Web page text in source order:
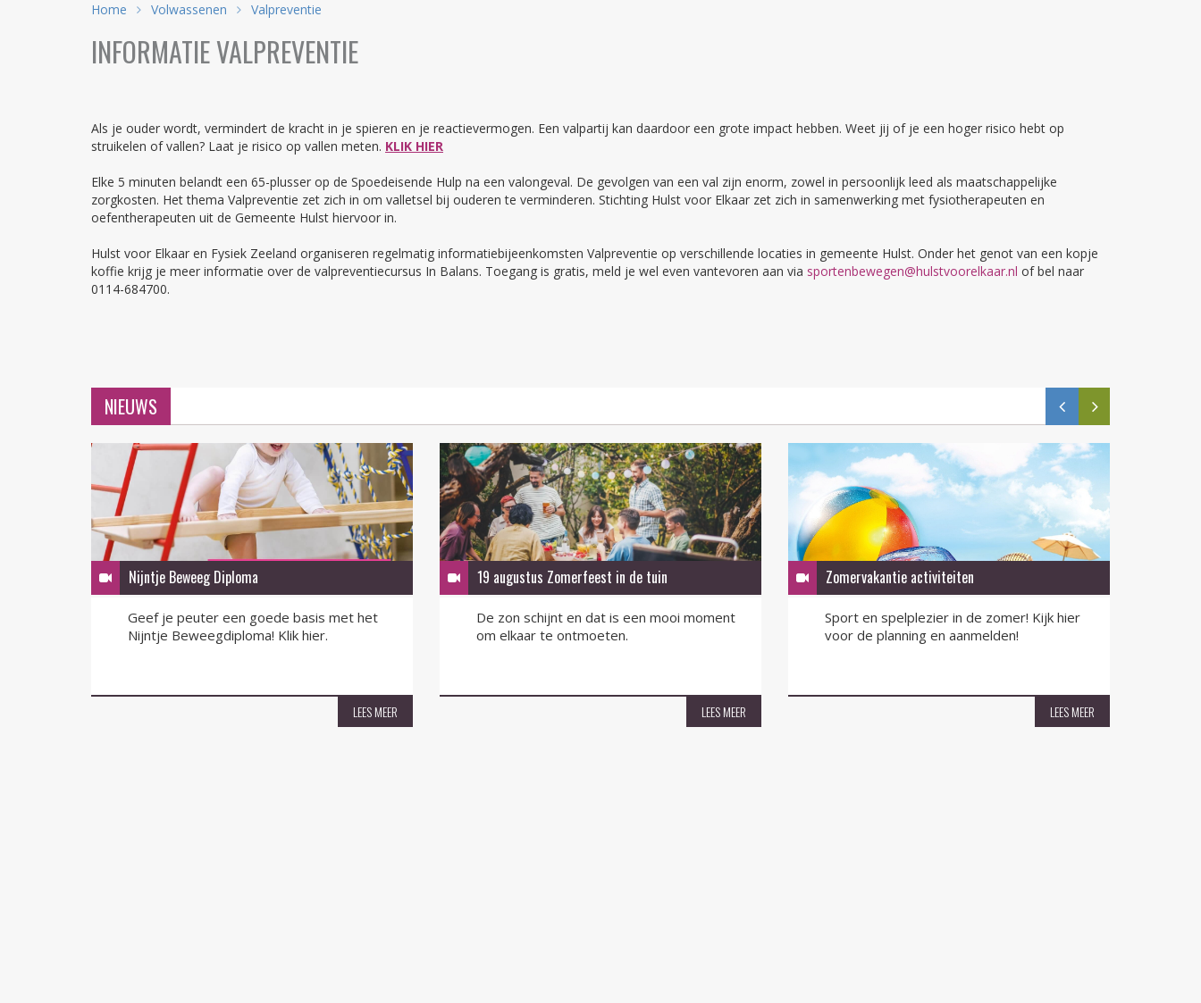
Home Volwassenen Valpreventie
INFORMATIE VALPREVENTIE
Als je ouder wordt, vermindert de kracht in je spieren en je reactievermogen. Een valpartij kan daardoor een grote impact hebben. Weet jij of je een hoger risico hebt op
struikelen of vallen? Laat je risico op vallen meten. KLIK HIER
Elke 5 minuten belandt een 65-plusser op de Spoedeisende Hulp na een valongeval. De gevolgen van een val zijn enorm, zowel in persoonlijk leed als maatschappelijke
zorgkosten. Het thema Valpreventie zet zich in om valletsel bij ouderen te verminderen. Stichting Hulst voor Elkaar zet zich in samenwerking met fysiotherapeuten en
oefentherapeuten uit de Gemeente Hulst hiervoor in.
Hulst voor Elkaar en Fysiek Zeeland organiseren regelmatig informatiebijeenkomsten Valpreventie op verschillende locaties in gemeente Hulst. Onder het genot van een kopje
koffie krijg je meer informatie over de valpreventiecursus In Balans. Toegang is gratis, meld je wel even vantevoren aan via sportenbewegen@hulstvoorelkaar.nl of bel naar
0114-684700.
NIEUWS
Nijntje Beweeg Diploma
Geef je peuter een goede basis met het
Nijntje Beweegdiploma! Klik hier.
LEES MEER
19 augustus Zomerfeest in de tuin
De zon schijnt en dat is een mooi moment
om elkaar te ontmoeten.
LEES MEER
Zomervakantie activiteiten
Sport en spelplezier in de zomer! Kijk hier
voor de planning en aanmelden!
LEES MEER